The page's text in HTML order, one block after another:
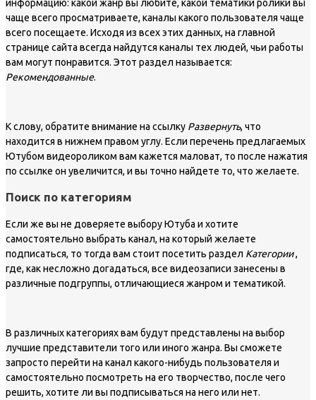
информацию: какой жанр вы любите, какой тематики ролики вы
чаще всего просматриваете, каналы какого пользователя чаще
всего посещаете. Исходя из всех этих данных, на главной
странице сайта всегда найдутся каналы тех людей, чьи работы
вам могут понравится. Этот раздел называется:
Рекомендованные.
К слову, обратите внимание на ссылку Развернуть, что
находится в нижнем правом углу. Если перечень предлагаемых
Ютубом видеороликом вам кажется маловат, то после нажатия
по ссылке он увеличится, и вы точно найдете то, что желаете.
Поиск по категориям
Если же вы не доверяете выбору Ютуба и хотите
самостоятельно выбрать канал, на который желаете
подписаться, то тогда вам стоит посетить раздел Категории,
где, как несложно догадаться, все видеозаписи занесены в
различные подгруппы, отличающиеся жанром и тематикой.
В различных категориях вам будут представлены на выбор
лучшие представители того или иного жанра. Вы сможете
запросто перейти на канал какого-нибудь пользователя и
самостоятельно посмотреть на его творчество, после чего
решить, хотите ли вы подписываться на него или нет.